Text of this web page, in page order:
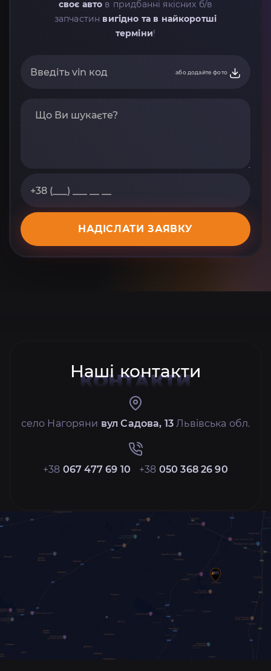
своє авто в придбанні якісних б/в
запчастин вигідно та в найкоротші
терміни!
або додайте фото
НАДІСЛАТИ ЗАЯВКУ
Наші контакти
КОНТАКТИ
село Нагоряни вул Садова, 13 Львівська обл.
+38 067 477 69 10 +38 050 368 26 90